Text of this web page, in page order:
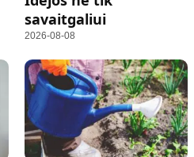
savaitgaliui
2026-08-08